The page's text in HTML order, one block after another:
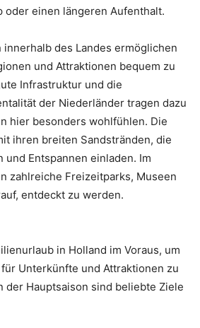
oder einen längeren Aufenthalt.
innerhalb des Landes ermöglichen
und Attraktionen bequem zu
Infrastruktur und die
der Niederländer tragen dazu
hier besonders wohlfühlen. Die
ihren breiten Sandstränden, die
und Entspannen einladen. Im
zahlreiche Freizeitparks, Museen
entdeckt zu werden.
in Holland im Voraus, um
Unterkünfte und Attraktionen zu
der Hauptsaison sind beliebte Ziele